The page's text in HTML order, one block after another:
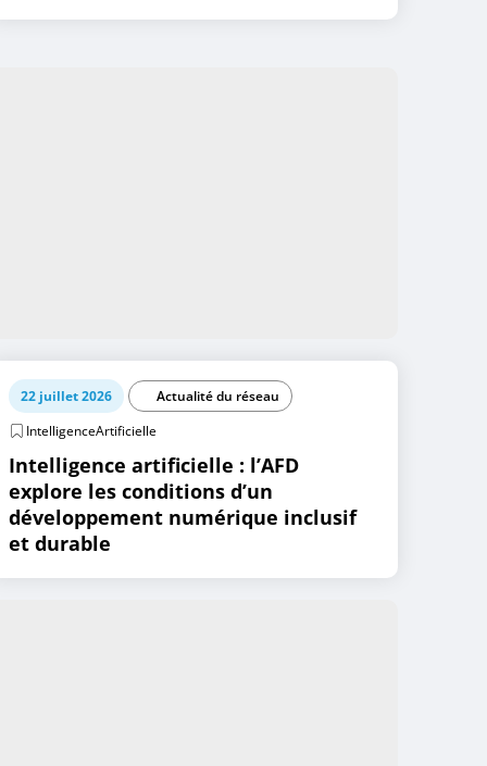
22 juillet 2026
Actualité du réseau
IntelligenceArtificielle
Intelligence artificielle : l’AFD
explore les conditions d’un
développement numérique inclusif
et durable